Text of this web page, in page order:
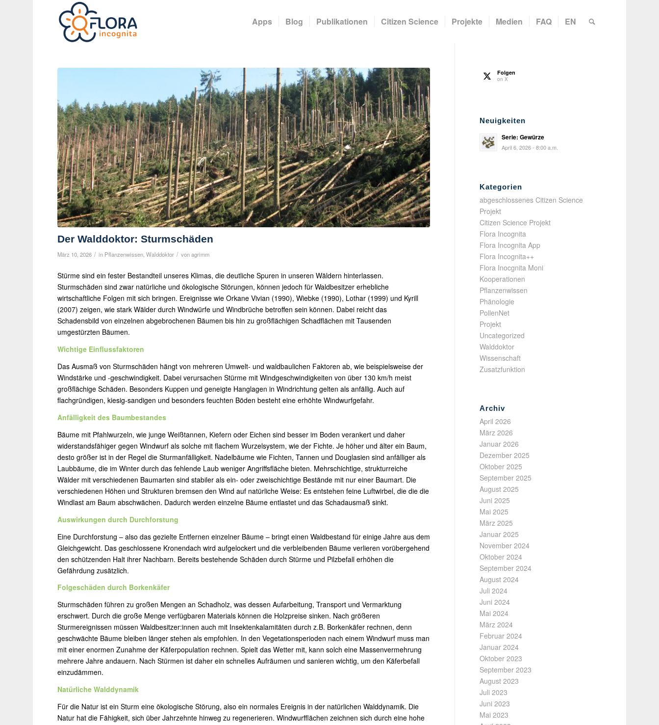
Apps Blog Publikationen Citizen Science Projekte Medien FAQ EN
Der Walddoktor: Sturmschäden
März 10, 2026 / in Pflanzenwissen,Walddoktor / vonagrimm
Stürme sind ein fester Bestandteil unseres Klimas, die deutliche Spuren in unseren Wäldern hinterlassen.
Sturmschäden sind zwar natürliche und ökologische Störungen, können jedoch für Waldbesitzer erhebliche
wirtschaftliche Folgen mit sich bringen. Ereignisse wie Orkane Vivian (1990), Wiebke (1990), Lothar (1999) und Kyrill
(2007) zeigen, wie stark Wälder durch Windwürfe und Windbrüche betroffen sein können. Dabei reicht das
Schadensbild von einzelnen abgebrochenen Bäumen bis hin zu großflächigen Schadflächen mit Tausenden
umgestürzten Bäumen.
Wichtige Einflussfaktoren
Das Ausmaß von Sturmschäden hängt von mehreren Umwelt- und waldbaulichen Faktoren ab, wie beispielsweise der
Windstärke und -geschwindigkeit. Dabei verursachen Stürme mit Windgeschwindigkeiten von über 130 km/h meist
großflächige Schäden. Besonders Kuppen und geneigte Hanglagen in Windrichtung gelten als anfällig. Auch auf
flachgründigen, kiesig-sandigen und besonders feuchten Böden besteht eine erhöhte Windwurfgefahr.
Anfälligkeit des Baumbestandes
Bäume mit Pfahlwurzeln, wie junge Weißtannen, Kiefern oder Eichen sind besser im Boden verankert und daher
widerstandsfähiger gegen Windwurf als solche mit flachem Wurzelsystem, wie der Fichte. Je höher und älter ein Baum,
desto größer ist in der Regel die Sturmanfälligkeit. Nadelbäume wie Fichten, Tannen und Douglasien sind anfälliger als
Laubbäume, die im Winter durch das fehlende Laub weniger Angriffsfläche bieten. Mehrschichtige, strukturreiche
Wälder mit verschiedenen Baumarten sind stabiler als ein- oder zweischichtige Bestände mit nur einer Baumart. Die
verschiedenen Höhen und Strukturen bremsen den Wind auf natürliche Weise: Es entstehen feine Luftwirbel, die die die
Windlast am Baum abschwächen. Dadurch werden einzelne Bäume entlastet und das Schadausmaß sinkt.
Auswirkungen durch Durchforstung
Eine Durchforstung – also das gezielte Entfernen einzelner Bäume – bringt einen Waldbestand für einige Jahre aus dem
Gleichgewicht. Das geschlossene Kronendach wird aufgelockert und die verbleibenden Bäume verlieren vorübergehend
den schützenden Halt ihrer Nachbarn. Bereits bestehende Schäden durch Stürme und Pilzbefall erhöhen die
Gefährdung zusätzlich.
Folgeschäden durch Borkenkäfer
Sturmschäden führen zu großen Mengen an Schadholz, was dessen Aufarbeitung, Transport und Vermarktung
erschwert. Durch die große Menge verfügbaren Materials können die Holzpreise sinken. Nach größeren
Sturmereignissen müssen Waldbesitzer:innen auch mit Insektenkalamitäten durch z.B. Borkenkäfer rechnen, denn
geschwächte Bäume bleiben länger stehen als empfohlen. In den Vegetationsperioden nach einem Windwurf muss man
mit einer enormen Zunahme der Käferpopulation rechnen. Spielt das Wetter mit, kann solch eine Massenvermehrung
mehrere Jahre andauern. Nach Stürmen ist daher ein schnelles Aufräumen und sanieren wichtig, um den Käferbefall
einzudämmen.
Natürliche Walddynamik
Für die Natur ist ein Sturm eine ökologische Störung, also ein normales Ereignis in der natürlichen Walddynamik. Die
Natur hat die Fähigkeit, sich über Jahrzehnte hinweg zu regenerieren. Windwurfflächen zeichnen sich durch eine hohe
Folgen
on X
Neuigkeiten
Serie: Gewürze
April 6, 2026 - 8:00 a.m.
Kategorien
abgeschlossenes Citizen Science
Projekt
Citizen Science Projekt
Flora Incognita
Flora Incognita App
Flora Incognita++
Flora Inocgnita Moni
Kooperationen
Pflanzenwissen
Phänologie
PollenNet
Projekt
Uncategorized
Walddoktor
Wissenschaft
Zusatzfunktion
Archiv
April 2026
März 2026
Januar 2026
Dezember 2025
Oktober 2025
September 2025
August 2025
Juni 2025
Mai 2025
März 2025
Januar 2025
November 2024
Oktober 2024
September 2024
August 2024
Juli 2024
Juni 2024
Mai 2024
März 2024
Februar 2024
Januar 2024
Oktober 2023
September 2023
August 2023
Juli 2023
Juni 2023
Mai 2023